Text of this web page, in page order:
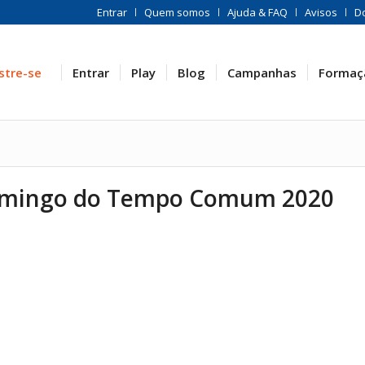
Entrar Quem somos Ajuda & FAQ Avisos
se Entrar Play Blog Campanhas
do Tempo Comum 2020